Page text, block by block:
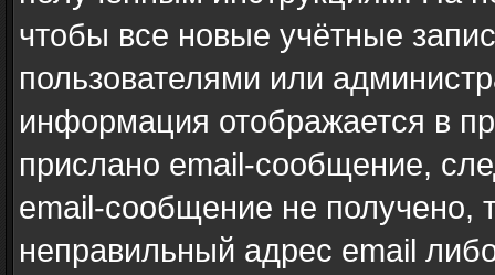
чтобы все новые учётные
пользователями или
информация отображается в
прислано email-сообщение,
email-сообщение не получено,
неправильный адрес email